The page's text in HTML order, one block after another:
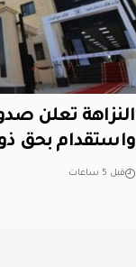
واستقدام بحق
قبل 5 ساعات